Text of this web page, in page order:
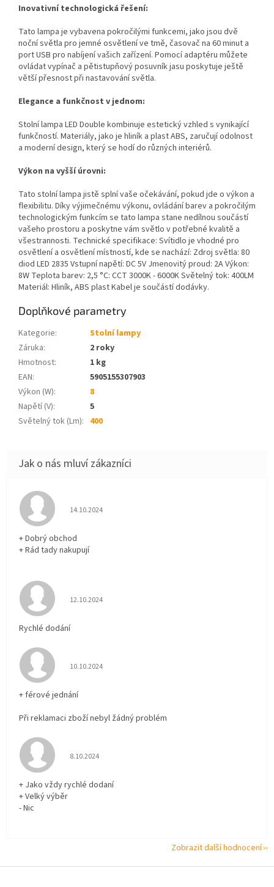
Inovativní technologická řešení:
Tato lampa je vybavena pokročilými funkcemi, jako jsou dvě
noční světla pro jemné osvětlení ve tmě, časovač na 60 minut a
port USB pro nabíjení vašich zařízení. Pomocí adaptéru můžete
ovládat vypínač a pětistupňový posuvník jasu poskytuje ještě
větší přesnost při nastavování světla.
Elegance a funkčnost v jednom:
Stolní lampa LED Double kombinuje estetický vzhled s vynikající
funkčností. Materiály, jako je hliník a plast ABS, zaručují odolnost
a moderní design, který se hodí do různých interiérů.
Výkon na vyšší úrovni:
Tato stolní lampa jistě splní vaše očekávání, pokud jde o výkon a
flexibilitu. Díky výjimečnému výkonu, ovládání barev a pokročilým
technologickým funkcím se tato lampa stane nedílnou součástí
vašeho prostoru a poskytne vám světlo v potřebné kvalitě a
všestrannosti. Technické specifikace: Svítidlo je vhodné pro
osvětlení a osvětlení místností, kde se nachází: Zdroj světla: 80
diod LED 2835 Vstupní napětí: DC 5V Jmenovitý proud: 2A Výkon:
8W Teplota barev: 2,5 °C: CCT 3000K - 6000K Světelný tok: 400LM
Materiál: Hliník, ABS plast Kabel je součástí dodávky.
Doplňkové parametry
Kategorie:
Stolní lampy
Záruka:
2 roky
Hmotnost:
1 kg
EAN:
5905155307903
Výkon (W):
8
Napětí (V):
5
Světelný tok (Lm): 400
Hodnocení obchodu je 5 z 5 hvězdiček.
14.10.2024
+ Dobrý obchod
+ Rád tady nakupují
Hodnocení obchodu je 5 z 5 hvězdiček.
12.10.2024
Rychlé dodání
Hodnocení obchodu je 5 z 5 hvězdiček.
10.10.2024
+ férové jednání
Při reklamaci zboží nebyl žádný problém
Hodnocení obchodu je 5 z 5 hvězdiček.
8.10.2024
+ Jako vždy rychlé dodaní
+ Velký výběr
- Nic
Zobrazit další hodnocení